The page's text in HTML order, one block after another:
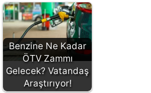
Benzine Ne Kadar
ÖTV Zammı
Gelecek? Vatandaş
Araştırıyor!